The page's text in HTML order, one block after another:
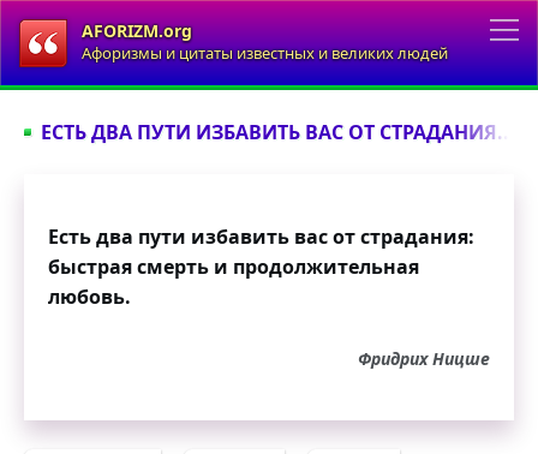
AFORIZM.org
Афоризмы и цитаты известных и великих людей
ЕСТЬ ДВА ПУТИ ИЗБАВИТЬ ВАС ОТ СТРАДАНИЯ...
Есть два пути избавить вас от страдания:
быстрая смерть и продолжительная
любовь.
Фридрих Ницше